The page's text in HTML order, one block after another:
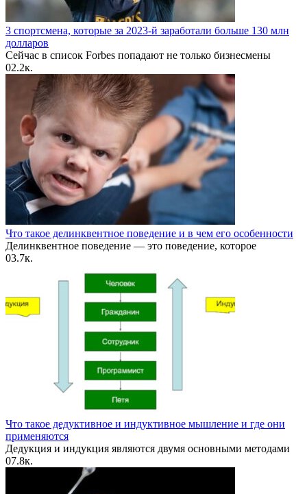
3 спортсмена, которые за 2023-й заработали больше 130 млн
долларов
Сейчас в список Forbes попадают не только бизнесмены
02.2к.
Что такое делинквентное поведение и в чем его особенности
Делинквентное поведение — это поведение, которое
03.7к.
Что такое дедуктивное и индуктивное мышление и где они
применяются
Дедукция и индукция являются двумя основными методами
07.8к.